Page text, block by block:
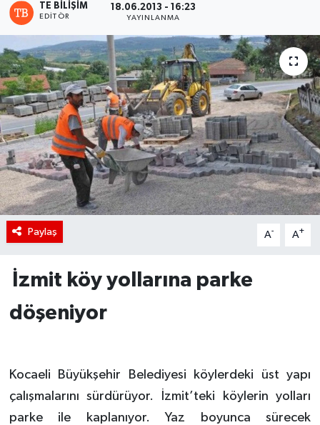
TE BILIŞIM
EDITÖR
18.06.2013 - 16:23
YAYINLANMA
Paylaş A- A+
İzmit köy yollarına parke
döşeniyor
Kocaeli Büyükşehir Belediyesi köylerdeki üst yapı
çalışmalarını sürdürüyor. İzmit’teki köylerin yolları
parke ile kaplanıyor. Yaz boyunca sürecek